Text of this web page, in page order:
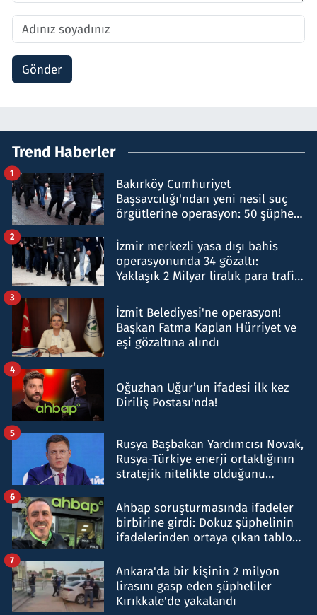
Gönder
Trend Haberler
Bakırköy Cumhuriyet
Başsavcılığı'ndan yeni nesil suç
örgütlerine operasyon: 50 şüpheli
1
İzmir merkezli yasa dışı bahis
operasyonunda 34 gözaltı:
Yaklaşık 2 Milyar liralık para trafiği
2
İzmit Belediyesi'ne operasyon!
Başkan Fatma Kaplan Hürriyet ve
eşi gözaltına alındı
3
Oğuzhan Uğur’un ifadesi ilk kez
Diriliş Postası'nda!
4
Rusya Başbakan Yardımcısı Novak,
Rusya-Türkiye enerji ortaklığının
stratejik nitelikte olduğunu
5
Ahbap soruşturmasında ifadeler
birbirine girdi: Dokuz şüphelinin
ifadelerinden ortaya çıkan tablo
6
Ankara'da bir kişinin 2 milyon
lirasını gasp eden şüpheliler
Kırıkkale'de yakalandı
7